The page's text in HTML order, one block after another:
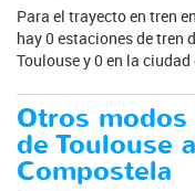
Para el trayecto en tren
hay 0 estaciones de tren
Toulouse y 0 en la
Otros
de Toulouse
Compostela